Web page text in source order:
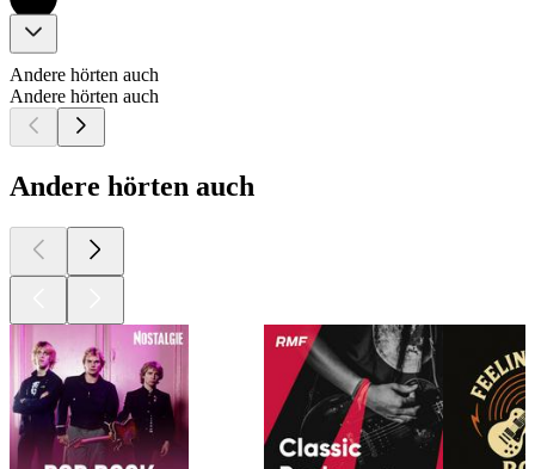
Andere hörten auch
Andere hörten auch
Andere hörten auch